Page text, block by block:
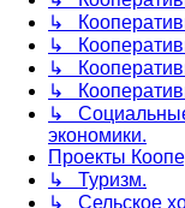
↳
↳
↳
↳
↳
экономики.
Проекты
↳ Туризм.
↳ Сельское